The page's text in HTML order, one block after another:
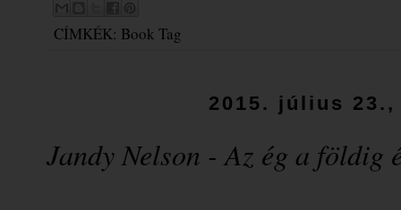
CÍMKÉK: Book Tag
2015. július
Jandy Nelson - Az ég a földig